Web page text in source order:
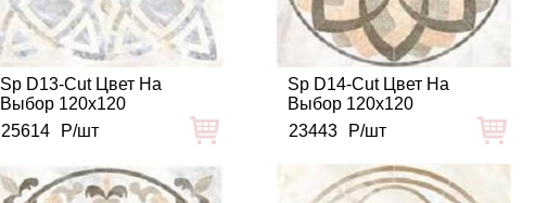
Sp D13-Cut Цвет На
Выбор 120x120
25614
Р/шт
Sp D14-Cut Цвет На
Выбор 120x120
23443
Р/шт